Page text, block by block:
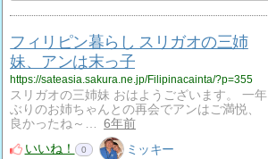
フィリピン暮らし スリガオの三姉
妹、アンは末っ子
https://sateasia.sakura.ne.jp/Filipinacainta/?p=355
スリガオの三姉妹 おはようございます。 一年
ぶりのお姉ちゃんとの再会でアンはご満悦、
良かったね～…
6年前
いいね！
0 ミッキー